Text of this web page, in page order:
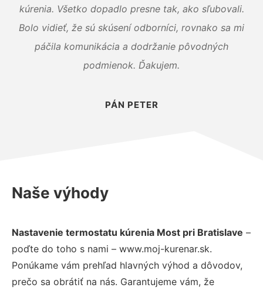
kúrenia. Všetko dopadlo presne tak, ako sľubovali.
Bolo vidieť, že sú skúsení odborníci, rovnako sa mi
páčila komunikácia a dodržanie pôvodných
podmienok. Ďakujem.
PÁN PETER
Naše výhody
Nastavenie termostatu kúrenia Most pri Bratislave –
poďte do toho s nami – www.moj-kurenar.sk.
Ponúkame vám prehľad hlavných výhod a dôvodov,
prečo sa obrátiť na nás. Garantujeme vám, že